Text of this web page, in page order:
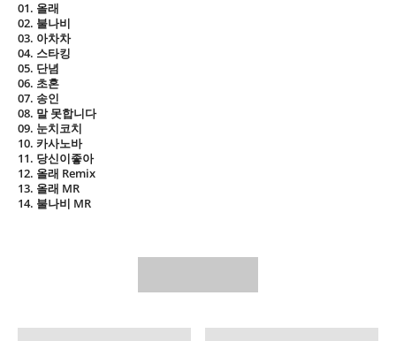
01. 올래
02. 불나비
03. 아차차
04. 스타킹
05. 단념
06. 초혼
07. 송인
08. 말 못합니다
09. 눈치코치
10. 카사노바
11. 당신이좋아
12. 올래 Remix
13. 올래 MR
14. 불나비 MR